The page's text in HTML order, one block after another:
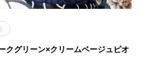
クグリーン×クリームベージュピオ